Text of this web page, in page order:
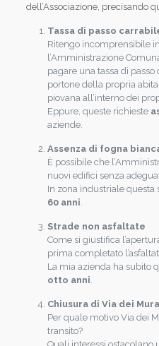
dell’Associazione, precisando
Tassa di passo
Ritengo incomprensibile
l’Amministrazione
pagare una tassa di
portone della propria
piovana all’interno dei
Eppure, queste richieste
aziende.
Assenza di fogna
È possibile che
nuovi edifici senza
In zona industriale questa
60 anni
Strade non asfaltate
Come si giustifica
prima completato
La mia azienda ha subito
otto anni
Chiusura di Via dei
Per quale motivo Via dei
transito?